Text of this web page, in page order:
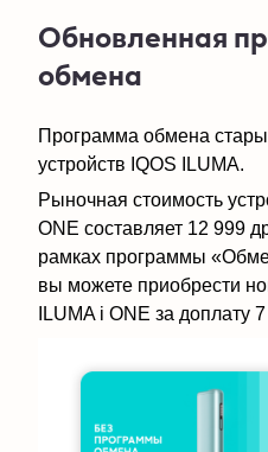
Обновленная
обмена
Программа обмена
устройств IQOS ILUMA.
Рыночная стоимость
ONE составляет 12 999
рамках программы
вы можете приобрести
ILUMA i ONE за доплату